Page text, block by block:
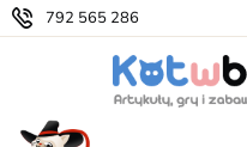
792 565 286